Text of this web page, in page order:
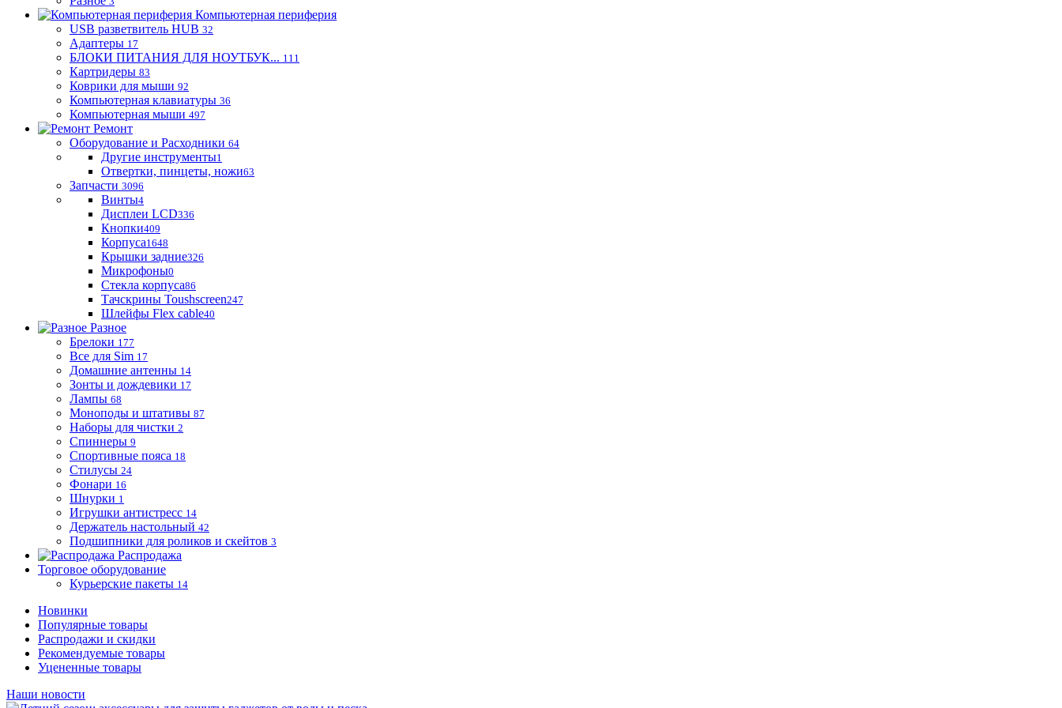
Компьютерная периферия
USB разветвитель HUB 32
Адаптеры 17
БЛОКИ ПИТАНИЯ ДЛЯ НОУТБУК... 111
Картридеры 83
Коврики для мыши 92
Компьютерная клавиатуры 36
Компьютерная мыши 497
Ремонт
Оборудование и Расходники 64
Другие инструменты1
Отвертки, пинцеты, ножи63
Запчасти 3096
Винты4
Дисплеи LCD336
Кнопки409
Корпуса1648
Крышки задние326
Микрофоны0
Стекла корпуса86
Тачскрины Toushscreen247
Шлейфы Flex cable40
Разное
Брелоки 177
Все для Sim 17
Домашние антенны 14
Зонты и дождевики 17
Лампы 68
Моноподы и штативы 87
Наборы для чистки 2
Спиннеры 9
Спортивные пояса 18
Стилусы 24
Фонари 16
Шнурки 1
Игрушки антистресс 14
Держатель настольный 42
Подшипники для роликов и скейтов 3
Распродажа
Торговое оборудование
Курьерские пакеты 14
Новинки
Популярные товары
Распродажи и скидки
Рекомендуемые товары
Уцененные товары
Наши новости